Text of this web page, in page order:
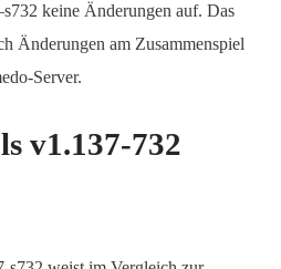
keine Änderungen auf. Das
Änderungen am Zusammenspiel
Server.
v1.137-732